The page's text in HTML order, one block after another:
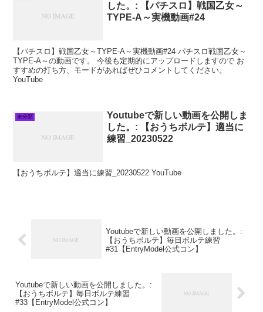
した。: 【パチスロ】戦国乙女～
TYPE‐A～実機動画#24
【パチスロ】戦国乙女～TYPE‐A～実機動画#24 パチスロ戦国乙女～
TYPE‐A～の動画です。 今後も定期的にアップロードしますので お
すすめの打ち方、モードがあればぜひコメントしてください。
YouTube
未分類
Youtubeで新しい動画を公開しま
した。: 【おうちボルテ】適当に
練習_20230522
【おうちボルテ】適当に練習_20230522 YouTube
Youtubeで新しい動画を公開しました。:
【おうちボルテ】毎日ボルテ練習
#31【EntryModel公式コン】
Youtubeで新しい動画を公開しました。:
【おうちボルテ】毎日ボルテ練習
#33【EntryModel公式コン】